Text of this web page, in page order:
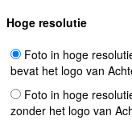
Hoge resolutie
Foto in hoge
bevat het logo van
Foto in hoge
zonder het logo van